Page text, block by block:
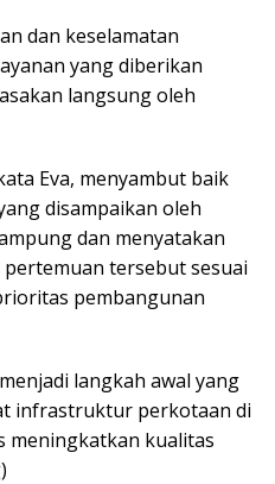
dan keselamatan
yang diberikan
langsung oleh
Eva, menyambut baik
disampaikan oleh
dan menyatakan
tersebut sesuai
pembangunan
langkah awal yang
infrastruktur perkotaan di
meningkatkan kualitas